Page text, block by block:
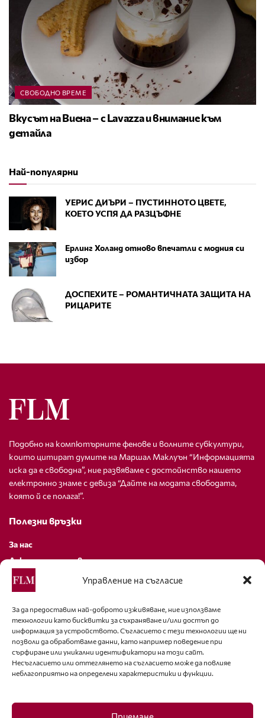
Управление на съгласие
За да предоставим най-доброто изживяване, ние използваме
технологии като бисквитки за съхраняване и/или достъп до
информация за устройството. Съгласието с тези технологии ще ни
позволи да обработваме данни, като например поведение при
сърфиране или уникални идентификатори на този сайт.
Несъгласието или оттеглянето на съгласието може да повлияе
неблагоприятно на определени характеристики и функции.
СВОБОДНО ВРЕМЕ
Вкусът на Виена – с Lavazza и внимание към
детайла
Най-популярни
УЕРИС ДИЪРИ – ПУСТИННОТО ЦВЕТЕ,
КОЕТО УСПЯ ДА РАЗЦЪФНЕ
Ерлинг Холанд отново впечатли с модния си
избор
ДОСПЕХИТЕ – РОМАНТИЧНАТА ЗАЩИТА НА
РИЦАРИТЕ
Подобно на компютърните фенове и волните субкултури,
които цитират думите на Маршал Маклуън “Информацията
иска да е свободна”, ние развяваме с достойнство нашето
електронно знаме с девиза “Дайте на модата свободата,
която й се полага!”.
Полезни връзки
За нас
Декларация за поверителност
Политика за бисквитки
За контакти
editor@fashion-lifestyle.net
+359 88 227 33 47
Последвайте ни
Facebook